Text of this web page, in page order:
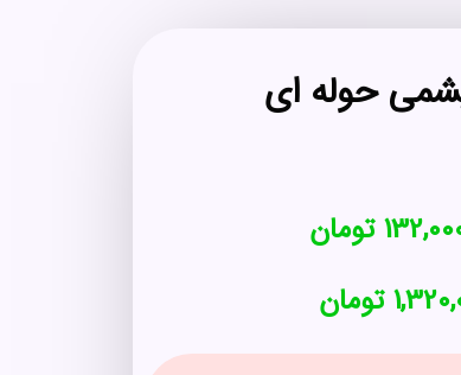
حوله ای
تومان